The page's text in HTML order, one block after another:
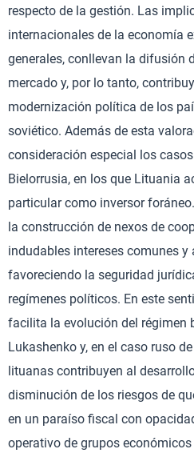
respecto de la gestión. Las
internacionales de la economía
generales, conllevan la difusión
mercado y, por lo tanto,
modernización política de los
soviético. Además de esta
consideración especial los
Bielorrusia, en los que Lituania
particular como inversor
la construcción de nexos de
indudables intereses comunes y
favoreciendo la seguridad
regímenes políticos. En este
facilita la evolución del régimen
Lukashenko y, en el caso ruso
lituanas contribuyen al
disminución de los riesgos de
en un paraíso fiscal con
operativo de grupos